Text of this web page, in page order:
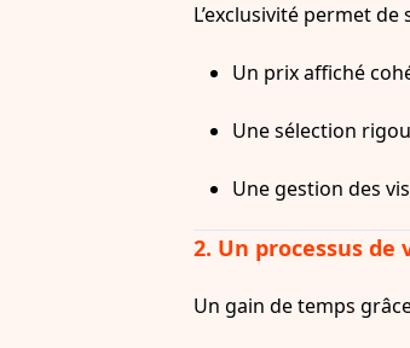
L’exclusivité permet
Un prix affiché
Une sélection
Une gestion des
2. Un processus
Un gain de temps